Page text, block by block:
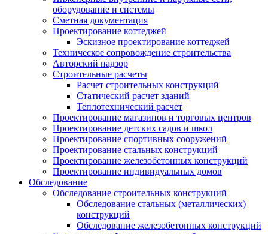
оборудование и системы
Сметная документация
Проектирование коттеджей
Эскизное проектирование коттеджей
Техническое сопровождение строительства
Авторский надзор
Строительные расчеты
Расчет строительных конструкций
Статический расчет зданий
Теплотехнический расчет
Проектирование магазинов и торговых центров
Проектирование детских садов и школ
Проектирование спортивных сооружений
Проектирование стальных конструкций
Проектирование железобетонных конструкций
Проектирование индивидуальных домов
Обследование
Обследование строительных конструкций
Обследование стальных (металлических)
конструкций
Обследование железобетонных конструкций